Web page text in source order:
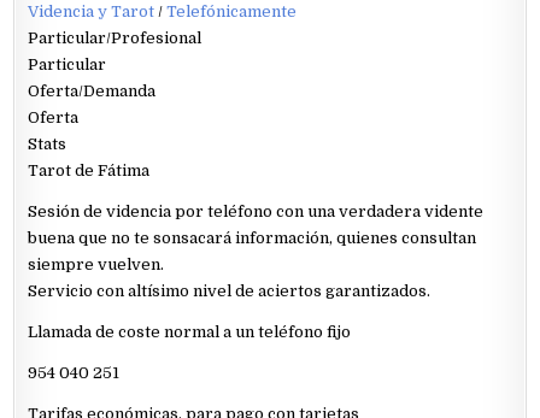
Videncia y Tarot /Telefónicamente
Particular/Profesional
Particular
Oferta/Demanda
Oferta
Stats
Tarot de Fátima
Sesión de videncia por teléfono con una verdadera vidente
buena que no te sonsacará información, quienes consultan
siempre vuelven.
Servicio con altísimo nivel de aciertos garantizados.
Llamada de coste normal a un teléfono fijo
954 040 251
Tarifas económicas, para pago con tarjetas